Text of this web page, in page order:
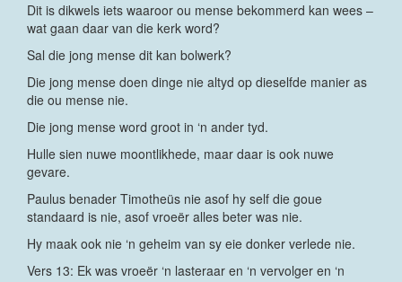
Dit is dikwels iets waaroor ou mense bekommerd kan wees –
wat gaan daar van die kerk word?
Sal die jong mense dit kan bolwerk?
Die jong mense doen dinge nie altyd op dieselfde manier as
die ou mense nie.
Die jong mense word groot in ‘n ander tyd.
Hulle sien nuwe moontlikhede, maar daar is ook nuwe
gevare.
Paulus benader Timotheüs nie asof hy self die goue
standaard is nie, asof vroeër alles beter was nie.
Hy maak ook nie ‘n geheim van sy eie donker verlede nie.
Vers 13: Ek was vroeër ‘n lasteraar en ‘n vervolger en ‘n